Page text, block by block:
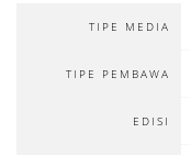
TIPE MEDIA
TIPE PEMBAWA
EDISI